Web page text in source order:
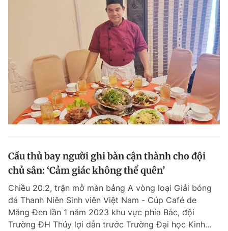
Cầu thủ bay người ghi bàn cận thành cho đội
chủ sân: ‘Cảm giác không thể quên’
Chiều 20.2, trận mở màn bảng A vòng loại Giải bóng
đá Thanh Niên Sinh viên Việt Nam - Cúp Café de
Măng Đen lần 1 năm 2023 khu vực phía Bắc, đội
Trường ĐH Thủy lợi dẫn trước Trường Đại học Kinh...